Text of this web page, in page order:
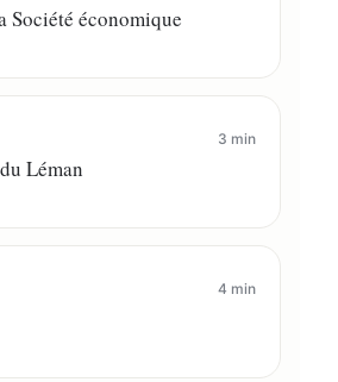
Société économique
3 min
Léman
4 min